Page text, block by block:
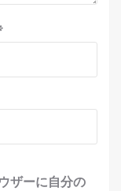
ザーに自分の